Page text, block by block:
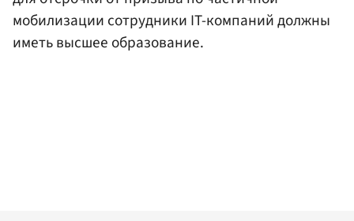
мобилизации сотрудники IT-компаний должны
иметь высшее образование.